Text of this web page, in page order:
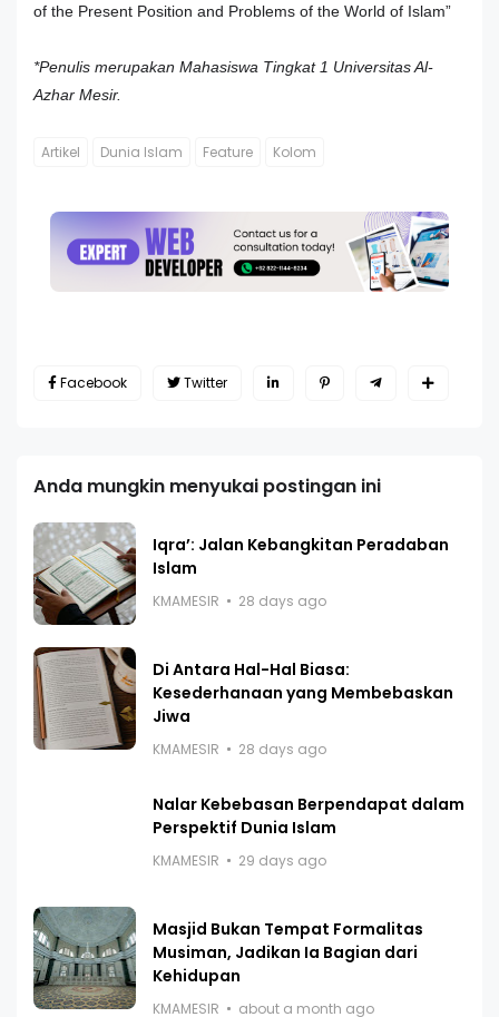
of the Present Position and Problems of the World of Islam”
*Penulis merupakan Mahasiswa Tingkat 1 Universitas Al-
Azhar Mesir.
Artikel Dunia Islam Feature Kolom
Facebook Twitter
Anda mungkin menyukai postingan ini
Iqra’: Jalan Kebangkitan Peradaban
Islam
KMAMESIR 28 days ago
Di Antara Hal-Hal Biasa:
Kesederhanaan yang Membebaskan
Jiwa
KMAMESIR 28 days ago
Nalar Kebebasan Berpendapat dalam
Perspektif Dunia Islam
KMAMESIR 29 days ago
Masjid Bukan Tempat Formalitas
Musiman, Jadikan Ia Bagian dari
Kehidupan
KMAMESIR about a month ago